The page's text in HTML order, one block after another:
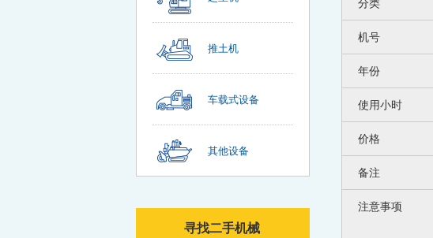
分类
机号
年份
使用小时
价格
备注
注意事项
推土机
车载式设备
其他设备
寻找二手机械